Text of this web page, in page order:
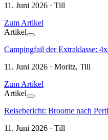
11. Juni 2026 · Till
Zum Artikel
Artikel
Campingfail der Extraklasse:
11. Juni 2026 · Moritz, Till
Zum Artikel
Artikel
Reisebericht: Broome nach
11. Juni 2026 · Till